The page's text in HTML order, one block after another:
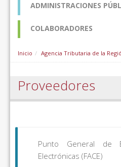
ADMINISTRACIONES
COLABORADORES
Inicio Agencia Tributaria de la
Proveedores
Punto General de
Electrónicas (FACE)